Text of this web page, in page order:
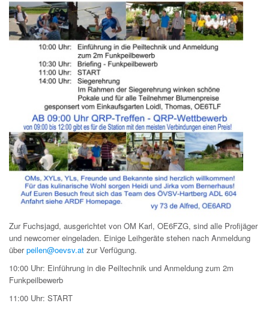
Zur Fuchsjagd, ausgerichtet von OM Karl, OE6FZG, sind alle Profijäger
und newcomer eingeladen. Einige Leihgeräte stehen nach Anmeldung
überpeilen@oevsv.at zur Verfügung.
10:00 Uhr: Einführung in die Peiltechnik und Anmeldung zum 2m
Funkpeilbewerb
11:00 Uhr: START